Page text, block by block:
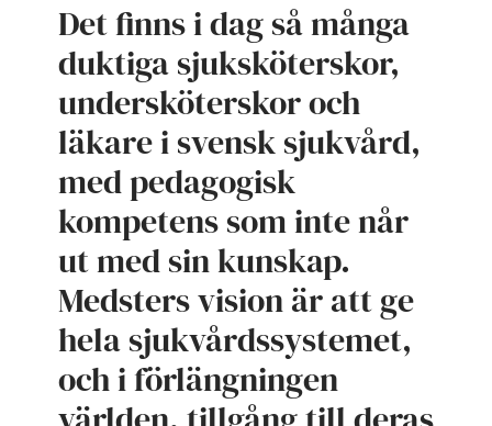
Det finns i dag så många
duktiga sjuksköterskor,
undersköterskor och
läkare i svensk sjukvård,
med pedagogisk
kompetens som inte når
ut med sin kunskap.
Medsters vision är att ge
hela sjukvårdssystemet,
och i förlängningen